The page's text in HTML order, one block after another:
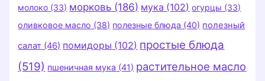
молоко (33) морковь (186) мука (102) огурцы (33)
оливковое масло (38) полезные блюда (40) полезный
салат (46) помидоры (102) простые блюда
(519) пшеничная мука (41) растительное масло